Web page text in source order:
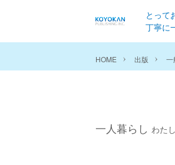
とって
丁寧に
HOME 出版 一
一人暮らし わた